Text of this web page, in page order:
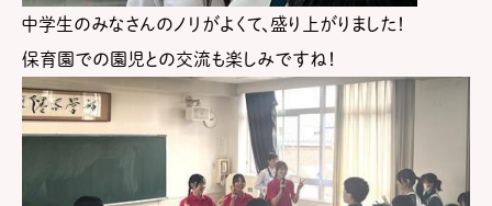
中学生のみなさんのノリがよくて、盛り上がりました！
保育園での園児との交流も楽しみですね！